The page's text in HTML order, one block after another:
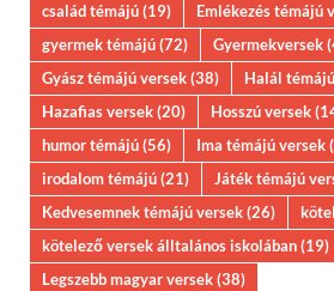
család témájú(19) Emlékezés témájú
gyermek témájú(72) Gyermekversek
Gyász témájú versek(38) Halál
Hazafias versek(20) Hosszú versek
humor témájú(56) Ima témájú versek
irodalom témájú(21) Játék témájú
Kedvesemnek témájú versek(26)
kötelező versek álltalános iskolában(19)
Legszebb magyar versek(38)